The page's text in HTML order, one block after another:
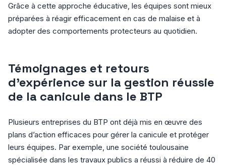
Grâce à cette approche éducative, les équipes sont mieux
préparées à réagir efficacement en cas de malaise et à
adopter des comportements protecteurs au quotidien.
Témoignages et retours
d’expérience sur la gestion réussie
de la canicule dans le BTP
Plusieurs entreprises du BTP ont déjà mis en œuvre des
plans d’action efficaces pour gérer la canicule et protéger
leurs équipes. Par exemple, une société toulousaine
spécialisée dans les travaux publics a réussi à réduire de 40